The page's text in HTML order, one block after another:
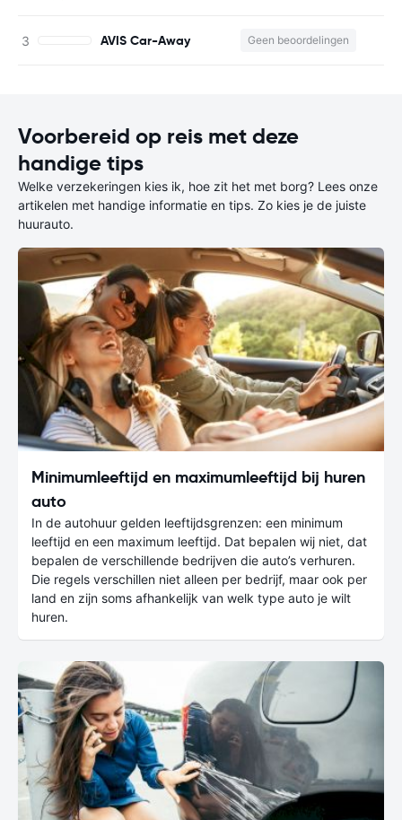
AVIS Car-Away Geen beoordelingen
Voorbereid op reis met deze
handige tips
Welke verzekeringen kies ik, hoe zit het met borg? Lees onze
artikelen met handige informatie en tips. Zo kies je de juiste
huurauto.
Minimumleeftijd en maximumleeftijd bij huren
auto
In de autohuur gelden leeftijdsgrenzen: een minimum
leeftijd en een maximum leeftijd. Dat bepalen wij niet, dat
bepalen de verschillende bedrijven die auto’s verhuren.
Die regels verschillen niet alleen per bedrijf, maar ook per
land en zijn soms afhankelijk van welk type auto je wilt
huren.